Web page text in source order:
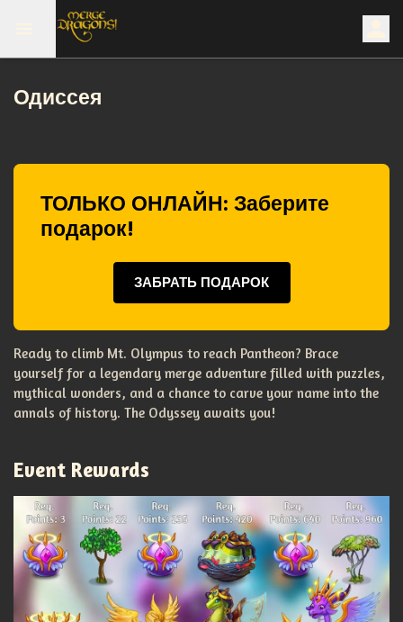
Одиссея
ТОЛЬКО ОНЛАЙН: Заберите
подарок!
ЗАБРАТЬ ПОДАРОК
Ready to climb Mt. Olympus to reach Pantheon? Brace
yourself for a legendary merge adventure filled with puzzles,
mythical wonders, and a chance to carve your name into the
annals of history. The Odyssey awaits you!
Event Rewards